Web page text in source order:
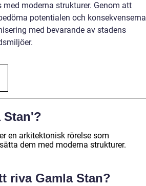
moderna strukturer. Genom att
potentialen och konsekvenserna
med bevarande av stadens
Stan'?
en arkitektonisk rörelse som
dem med moderna strukturer.
riva Gamla Stan?